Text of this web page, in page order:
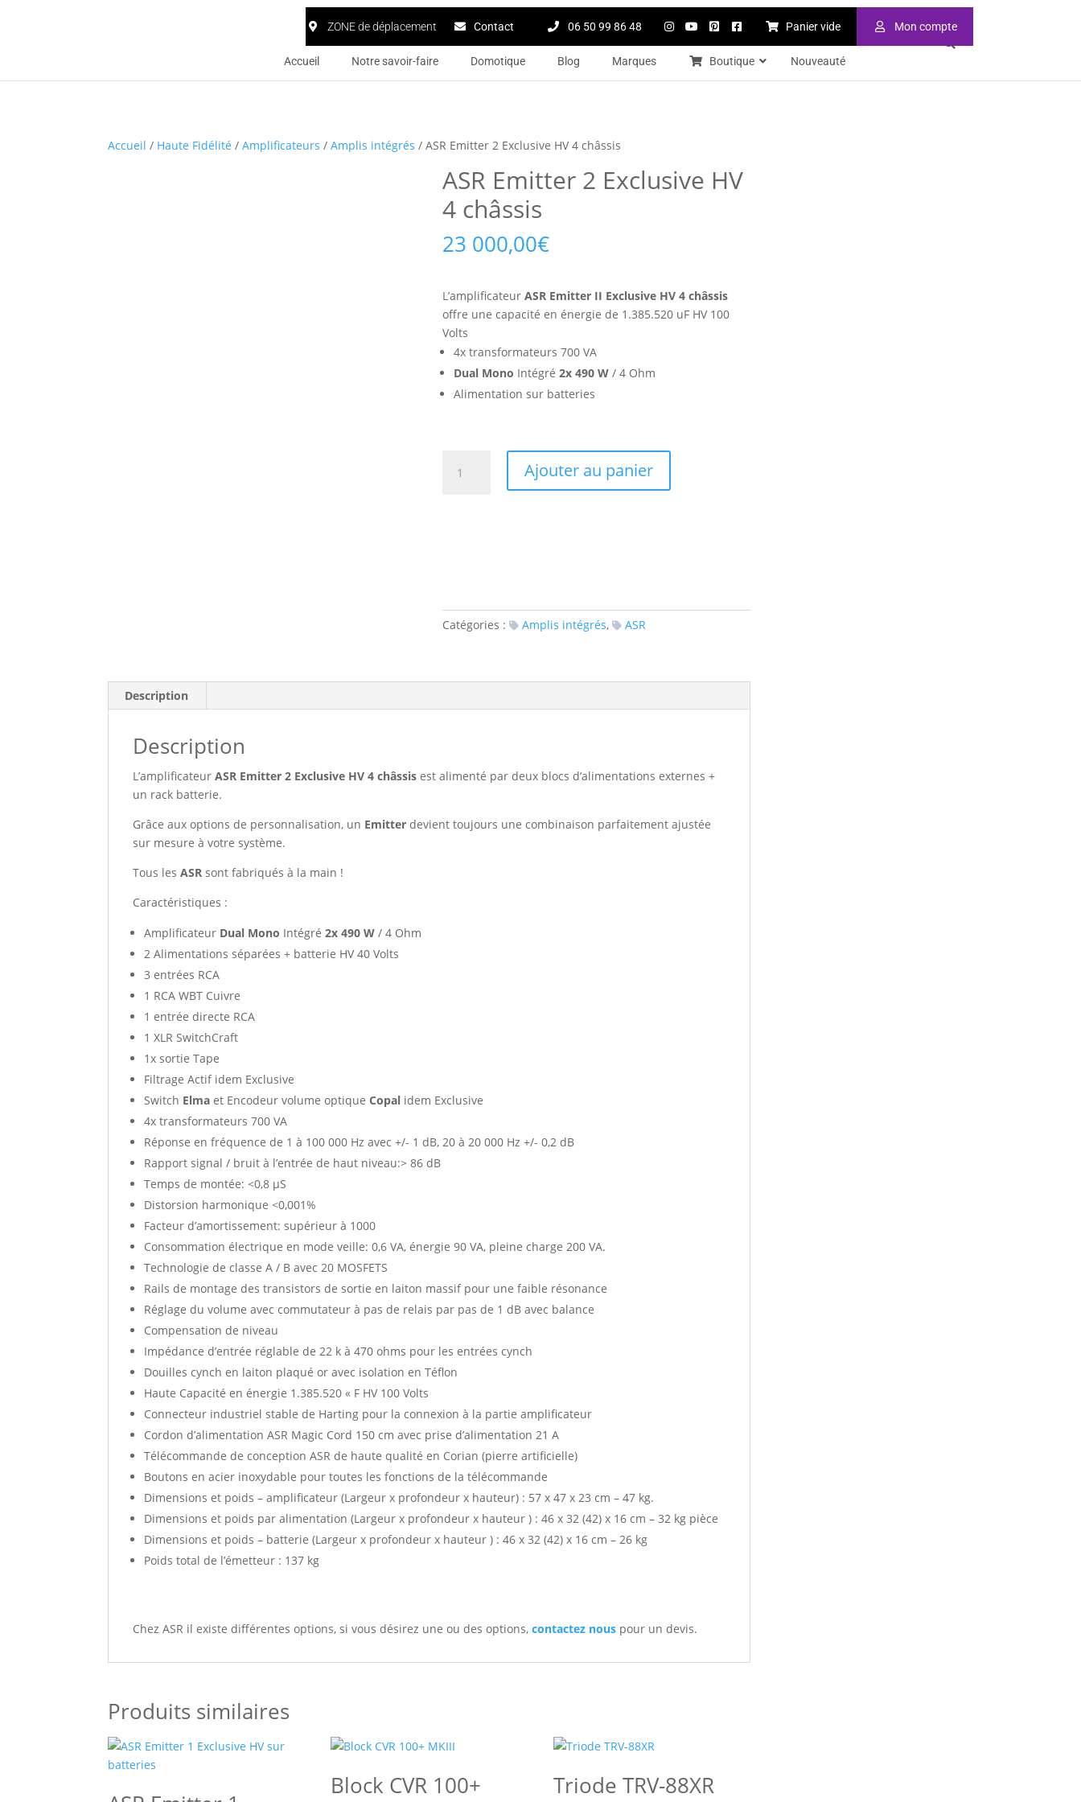
ZONE de déplacement Contact 06 50 99 86 48 Panier vide Mon compte
Accueil Notre savoir-faire Domotique Blog Marques Boutique Nouveauté
Accueil / Haute Fidélité /Amplificateurs /Amplis intégrés / ASR Emitter 2 Exclusive HV 4 châssis
ASR Emitter 2 Exclusive HV
4 châssis
23 000,00€
L’amplificateur ASR Emitter II Exclusive HV 4 châssis
offre une capacité en énergie de 1.385.520 uF HV 100
Volts
4x transformateurs 700 VA
Dual Mono Intégré 2x 490 W / 4 Ohm
Alimentation sur batteries
châssis
Ajouter au panier
Catégories : Amplis intégrés, ASR
Description
Description
L’amplificateurASR Emitter 2 Exclusive HV 4 châssis est alimenté par deux blocs d’alimentations externes +
un rack batterie.
Grâce aux options de personnalisation, un Emitterdevient toujours une combinaison parfaitement ajustée
sur mesure à votre système.
Tous lesASRsont fabriqués à la main !
Caractéristiques :
Amplificateur Dual Mono Intégré2x 490 W/ 4 Ohm
2 Alimentations séparées + batterie HV 40 Volts
3 entrées RCA
1 RCA WBT Cuivre
1 entrée directe RCA
1 XLR SwitchCraft
1x sortie Tape
Filtrage Actif idem Exclusive
Switch Elmaet Encodeur volume optiqueCopal idem Exclusive
4x transformateurs 700 VA
Réponse en fréquence de 1 à 100 000 Hz avec +/- 1 dB, 20 à 20 000 Hz +/- 0,2 dB
Rapport signal / bruit à l’entrée de haut niveau:> 86 dB
Temps de montée: <0,8 µS
Distorsion harmonique <0,001%
Facteur d’amortissement: supérieur à 1000
Consommation électrique en mode veille: 0,6 VA, énergie 90 VA, pleine charge 200 VA.
Technologie de classe A / B avec 20 MOSFETS
Rails de montage des transistors de sortie en laiton massif pour une faible résonance
Réglage du volume avec commutateur à pas de relais par pas de 1 dB avec balance
Compensation de niveau
Impédance d’entrée réglable de 22 k à 470 ohms pour les entrées cynch
Douilles cynch en laiton plaqué or avec isolation en Téflon
Haute Capacité en énergie 1.385.520 « F HV 100 Volts
Connecteur industriel stable de Harting pour la connexion à la partie amplificateur
Cordon d’alimentation ASR Magic Cord 150 cm avec prise d’alimentation 21 A
Télécommande de conception ASR de haute qualité en Corian (pierre artificielle)
Boutons en acier inoxydable pour toutes les fonctions de la télécommande
Dimensions et poids – amplificateur (Largeur x profondeur x hauteur) : 57 x 47 x 23 cm – 47 kg.
Dimensions et poids par alimentation (Largeur x profondeur x hauteur) :46 x 32 (42) x 16 cm – 32 kg pièce
Dimensions et poids – batterie (Largeur x profondeur x hauteur) :46 x 32 (42) x 16 cm – 26 kg
Poids total de l’émetteur : 137 kg
Chez ASR il existe différentes options, si vous désirez une ou des options,contactez nous pour un devis.
Produits similaires
Block CVR 100+
Triode TRV-88XR